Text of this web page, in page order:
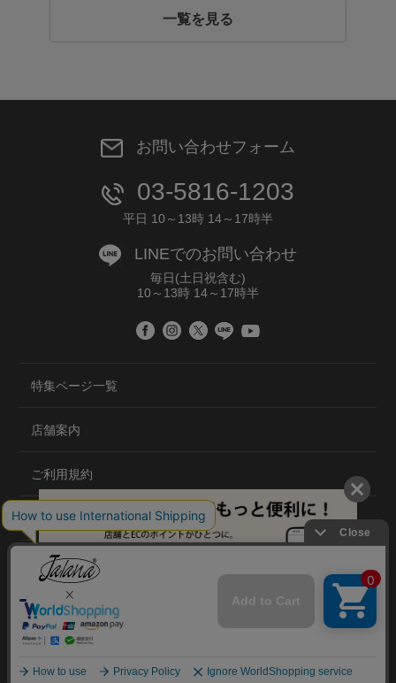
一覧を見る
お問い合わせフォーム
03-5816-1203
平日 10～13時 14～17時半
LINEでのお問い合わせ
毎日(土日祝含む)
10～13時 14～17時半
特集ページ一覧
店舗案内
ご利用規約
プライバシーポリシー
特定商取引法について
会社概要
©2020 TRANS GLOBAL CO.,LTD.